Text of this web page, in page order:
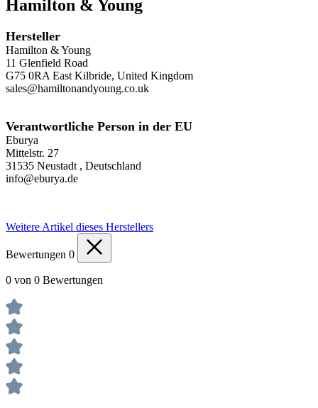
Hamilton & Young
Hersteller
Hamilton & Young
11 Glenfield Road
G75 0RA East Kilbride, United Kingdom
sales@hamiltonandyoung.co.uk
Verantwortliche Person in der EU
Eburya
Mittelstr. 27
31535 Neustadt , Deutschland
info@eburya.de
Weitere Artikel dieses Herstellers
Bewertungen 0
0 von 0 Bewertungen